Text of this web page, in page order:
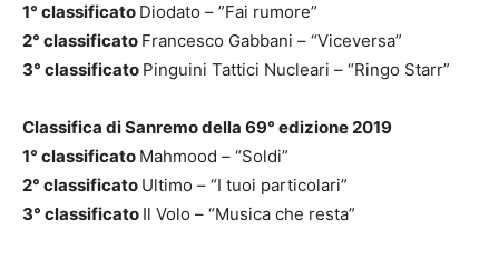
1° classificato Diodato – ”Fai rumore”
2° classificato Francesco Gabbani – “Viceversa”
3° classificato Pinguini Tattici Nucleari – “Ringo Starr”
Classifica di Sanremo della 69° edizione 2019
1° classificato Mahmood – “Soldi”
2° classificato Ultimo – “I tuoi particolari”
3° classificato Il Volo – “Musica che resta”